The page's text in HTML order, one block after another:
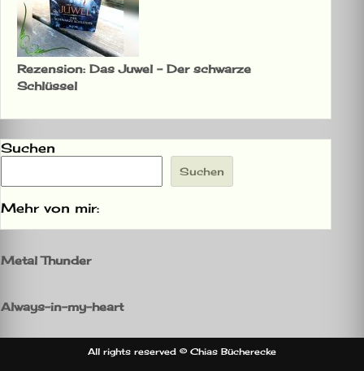
Rezension: Das Juwel – Der schwarze
Schlüssel
Suchen
Suchen
Mehr von mir:
Metal Thunder
Always-in-my-heart
All rights reserved © Chias Bücherecke